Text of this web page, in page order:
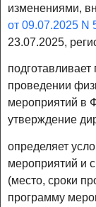
изменениями,
от 09.07.2025 N
23.07.2025,
проведении
мероприятий в
утверждение
определяет
мероприятий и
(место, сроки
программу